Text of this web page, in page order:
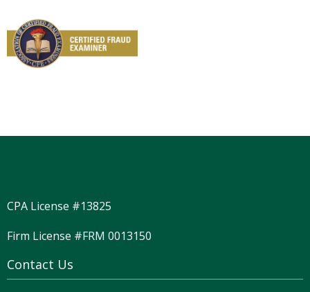
CPA License #13825
Firm License #FRM 0013150
Contact Us